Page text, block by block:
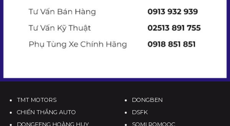
TMT MOTORS
CHIẾN THẮNG AUTO
DONGFENG HOÀNG HUY
DONGBEN
DSFK
SOMI ROMOOC